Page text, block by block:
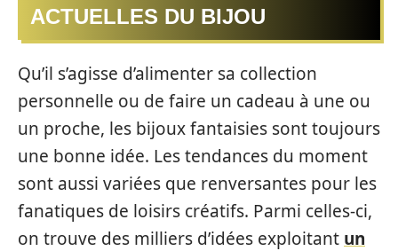
ACTUELLES DU BIJOU
Qu’il s’agisse d’alimenter sa collection
personnelle ou de faire un cadeau à une ou
un proche, les bijoux fantaisies sont toujours
une bonne idée. Les tendances du moment
sont aussi variées que renversantes pour les
fanatiques de loisirs créatifs. Parmi celles-ci,
on trouve des milliers d’idées exploitant un